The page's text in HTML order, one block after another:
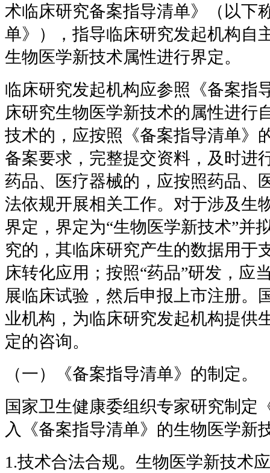
术临床研究备案指导清单》（以下
单》），指导临床研究发起机构自
生物医学新技术属性进行界定。
临床研究发起机构应参照《备案指
床研究生物医学新技术的属性进行
技术的，应按照《备案指导清单》
备案要求，完整提交资料，及时进
药品、医疗器械的，应按照药品、
法依规开展相关工作。对于涉及生
界定，界定为“生物医学新技术”并
究的，其临床研究产生的数据用于
床转化应用；按照“药品”研发，应
展临床试验，然后申报上市注册。
业机构，为临床研究发起机构提供
定的咨询。
（一）《备案指导清单》的制定。
国家卫生健康委组织专家研究制定
入《备案指导清单》的生物医学新
1.技术合法合规。生物医学新技术